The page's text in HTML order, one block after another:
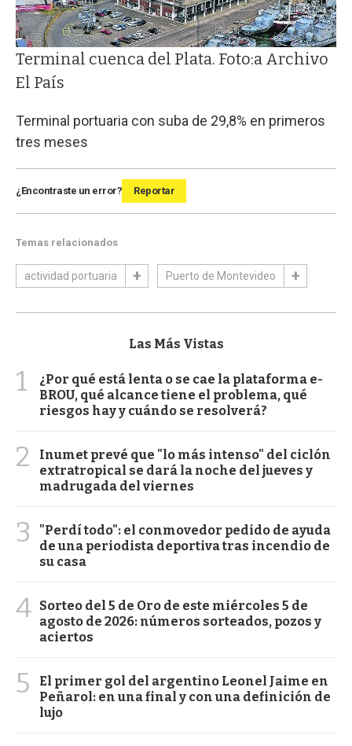
Terminal cuenca del Plata. Foto:a Archivo
El País
Terminal portuaria con suba de 29,8% en primeros
tres meses
¿Encontraste un error? Reportar
Temas relacionados
actividad portuaria Puerto de Montevideo
Las Más Vistas
1
¿Por qué está lenta o se cae la plataforma e-
BROU, qué alcance tiene el problema, qué
riesgos hay y cuándo se resolverá?
2
Inumet prevé que "lo más intenso" del ciclón
extratropical se dará la noche del jueves y
madrugada del viernes
3
"Perdí todo": el conmovedor pedido de ayuda
de una periodista deportiva tras incendio de
su casa
4 Sorteo del 5 de Oro de este miércoles 5 de
agosto de 2026: números sorteados, pozos y
aciertos
5
El primer gol del argentino Leonel Jaime en
Peñarol: en una final y con una definición de
lujo